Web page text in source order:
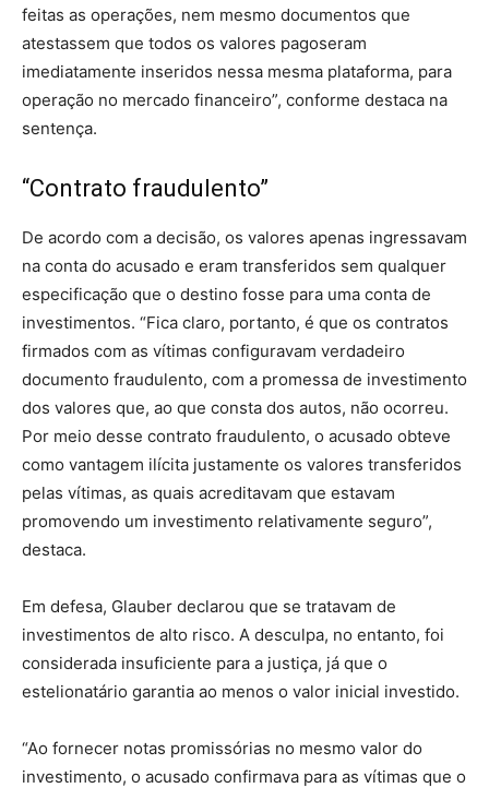
feitas as operações, nem mesmo documentos que
atestassem que todos os valores pagoseram
imediatamente inseridos nessa mesma plataforma, para
operação no mercado financeiro”, conforme destaca na
sentença.
“Contrato fraudulento”
De acordo com a decisão, os valores apenas ingressavam
na conta do acusado e eram transferidos sem qualquer
especificação que o destino fosse para uma conta de
investimentos. “Fica claro, portanto, é que os contratos
firmados com as vítimas configuravam verdadeiro
documento fraudulento, com a promessa de investimento
dos valores que, ao que consta dos autos, não ocorreu.
Por meio desse contrato fraudulento, o acusado obteve
como vantagem ilícita justamente os valores transferidos
pelas vítimas, as quais acreditavam que estavam
promovendo um investimento relativamente seguro”,
destaca.
Em defesa, Glauber declarou que se tratavam de
investimentos de alto risco. A desculpa, no entanto, foi
considerada insuficiente para a justiça, já que o
estelionatário garantia ao menos o valor inicial investido.
“Ao fornecer notas promissórias no mesmo valor do
investimento, o acusado confirmava para as vítimas que o